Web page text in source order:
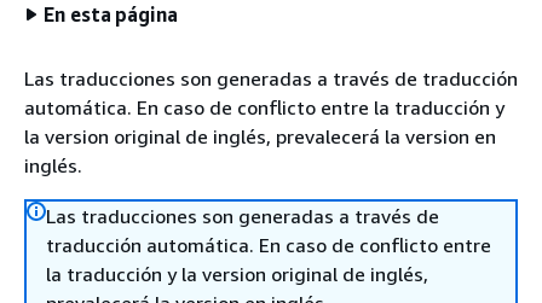
En esta página
Las traducciones son generadas a través de traducción
automática. En caso de conflicto entre la traducción y
la version original de inglés, prevalecerá la version en
inglés.
Las traducciones son generadas a través de
traducción automática. En caso de conflicto entre
la traducción y la version original de inglés,